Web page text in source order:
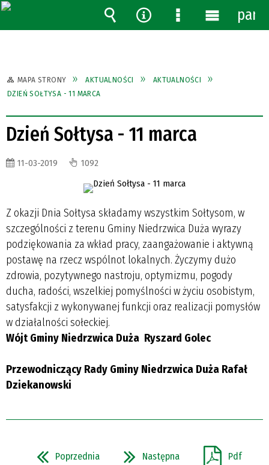
MAPA STRONY AKTUALNOŚCI
AKTUALNOŚCI
DZIEŃ SOŁTYSA - 11 MARCA
Dzień Sołtysa - 11 marca
11-03-2019 1092
Z okazji Dnia Sołtysa składamy wszystkim Sołtysom, w
szczególności z terenu Gminy Niedrzwica Duża wyrazy
podziękowania za wkład pracy, zaangażowanie i aktywną
postawę na rzecz wspólnot lokalnych. Życzymy dużo
zdrowia, pozytywnego nastroju, optymizmu, pogody
ducha, radości, wszelkiej pomyślności w życiu osobistym,
satysfakcji z wykonywanej funkcji oraz realizacji pomysłów
w działalności sołeckiej.
Wójt Gminy Niedrzwica Duża Ryszard Golec
Przewodniczący Rady Gminy Niedrzwica Duża Rafał
Dziekanowski
Poprzednia Następna Pdf
Wyszukiwarka
Narzędzia
MenuMenu